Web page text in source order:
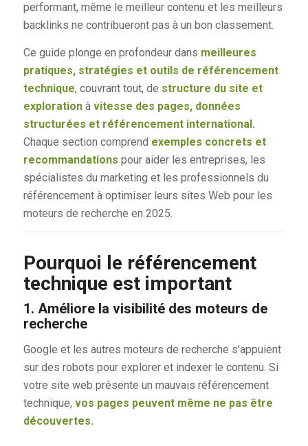
performant, même le meilleur contenu et les meilleurs
backlinks ne contribueront pas à un bon classement.
Ce guide plonge en profondeur dans meilleures
pratiques, stratégies et outils de référencement
technique, couvrant tout, de structure du site et
explorationà vitesse des pages, données
structurées et référencement international.
Chaque section comprend exemples concrets et
recommandations pour aider les entreprises, les
spécialistes du marketing et les professionnels du
référencement à optimiser leurs sites Web pour les
moteurs de recherche en 2025.
Pourquoi le référencement
technique est important
1. Améliore la visibilité des moteurs de
recherche
Google et les autres moteurs de recherche s'appuient
sur des robots pour explorer et indexer le contenu. Si
votre site web présente un mauvais référencement
technique, vos pages peuvent même ne pas être
découvertes.